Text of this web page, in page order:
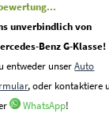
unverbindlich von
Benz G-Klasse!
entweder unserAuto
, oder kontaktiere
WhatsApp!